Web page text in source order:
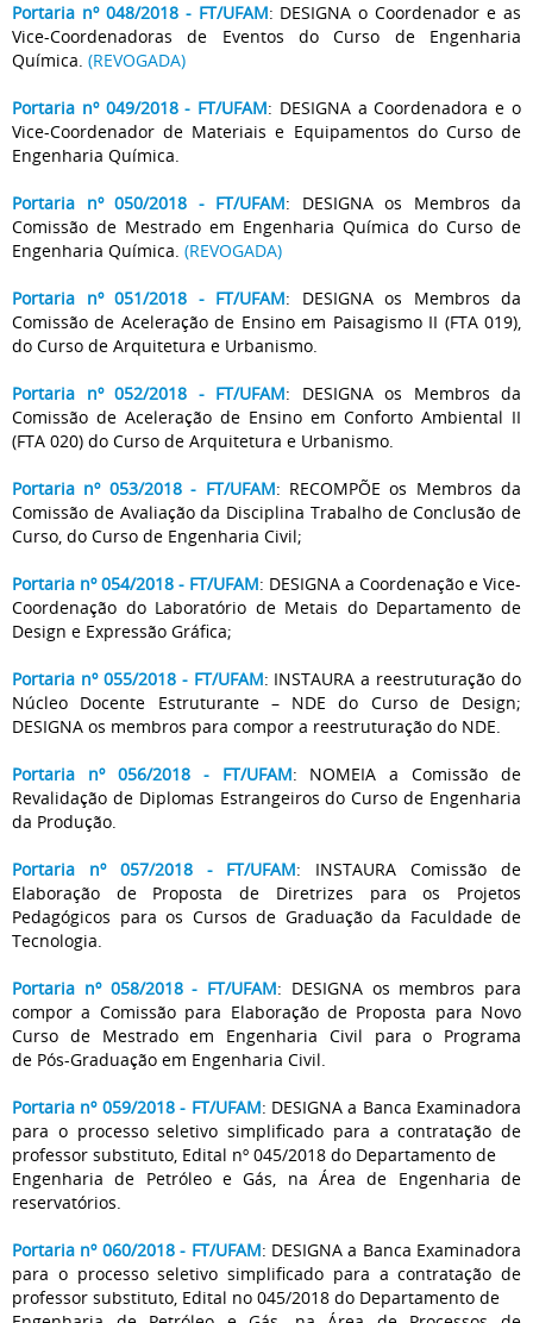
Portaria nº 048/2018 - FT/UFAM: DESIGNA o Coordenador e as
Vice-Coordenadoras de Eventos do Curso de Engenharia
Química. (REVOGADA)
Portaria nº 049/2018 - FT/UFAM: DESIGNA a Coordenadora e o
Vice-Coordenador de Materiais e Equipamentos do Curso de
Engenharia Química.
Portaria nº 050/2018 - FT/UFAM: DESIGNA os Membros da
Comissão de Mestrado em Engenharia Química do Curso de
Engenharia Química. (REVOGADA)
Portaria nº 051/2018 - FT/UFAM: DESIGNA os Membros da
Comissão de Aceleração de Ensino em Paisagismo II (FTA 019),
do Curso de Arquitetura e Urbanismo.
Portaria nº 052/2018 - FT/UFAM: DESIGNA os Membros da
Comissão de Aceleração de Ensino em Conforto Ambiental II
(FTA 020) do Curso de Arquitetura e Urbanismo.
Portaria nº 053/2018 - FT/UFAM: RECOMPÕE os Membros da
Comissão de Avaliação da Disciplina Trabalho de Conclusão de
Curso, do Curso de Engenharia Civil;
Portaria nº 054/2018 - FT/UFAM: DESIGNA a Coordenação e Vice-
Coordenação do Laboratório de Metais do Departamento de
Design e Expressão Gráfica;
Portaria nº 055/2018 - FT/UFAM: INSTAURA a reestruturação do
Núcleo Docente Estruturante – NDE do Curso de Design;
DESIGNA os membros para compor a reestruturação do NDE.
Portaria nº 056/2018 - FT/UFAM: NOMEIA a Comissão de
Revalidação de Diplomas Estrangeiros do Curso de Engenharia
da Produção.
Portaria nº 057/2018 - FT/UFAM: INSTAURA Comissão de
Elaboração de Proposta de Diretrizes para os Projetos
Pedagógicos para os Cursos de Graduação da Faculdade de
Tecnologia.
Portaria nº 058/2018 - FT/UFAM: DESIGNA os membros para
compor a Comissão para Elaboração de Proposta para Novo
Curso de Mestrado em Engenharia Civil para o Programa
de Pós-Graduação em Engenharia Civil.
Portaria nº 059/2018 - FT/UFAM: DESIGNA a Banca Examinadora
para o processo seletivo simplificado para a contratação de
professor substituto, Edital nº 045/2018 do Departamento de
Engenharia de Petróleo e Gás, na Área de Engenharia de
reservatórios.
Portaria nº 060/2018 - FT/UFAM: DESIGNA a Banca Examinadora
para o processo seletivo simplificado para a contratação de
professor substituto, Edital no 045/2018 do Departamento de